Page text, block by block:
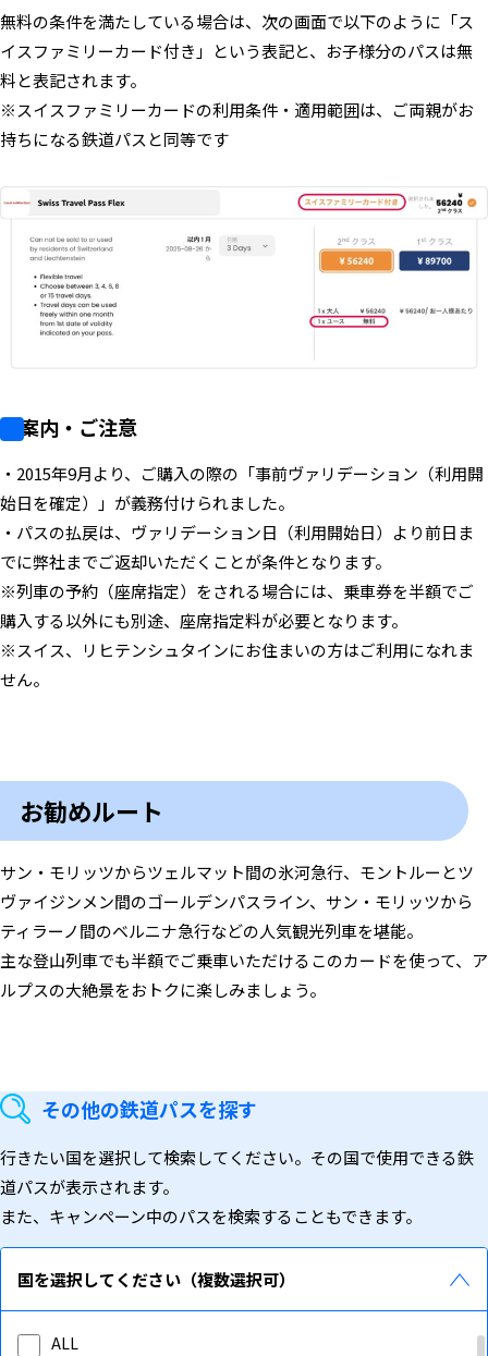
無料の条件を満たしている場合は、次の画面で以下のように「ス
イスファミリーカード付き」という表記と、お子様分のパスは無
料と表記されます。
※スイスファミリーカードの利用条件・適用範囲は、ご両親がお
持ちになる鉄道パスと同等です
ご案内・ご注意
・2015年9月より、ご購入の際の「事前ヴァリデーション（利用開
始日を確定）」が義務付けられました。
・パスの払戻は、ヴァリデーション日（利用開始日）より前日ま
でに弊社までご返却いただくことが条件となります。
※列車の予約（座席指定）をされる場合には、乗車券を半額でご
購入する以外にも別途、座席指定料が必要となります。
※スイス、リヒテンシュタインにお住まいの方はご利用になれま
せん。
お勧めルート
サン・モリッツからツェルマット間の氷河急行、モントルーとツ
ヴァイジンメン間のゴールデンパスライン、サン・モリッツから
ティラーノ間のベルニナ急行などの人気観光列車を堪能。
主な登山列車でも半額でご乗車いただけるこのカードを使って、ア
ルプスの大絶景をおトクに楽しみましょう。
その他の鉄道パスを探す
行きたい国を選択して検索してください。その国で使用できる鉄
道パスが表示されます。
また、キャンペーン中のパスを検索することもできます。
国を選択してください（複数選択可）
ALL